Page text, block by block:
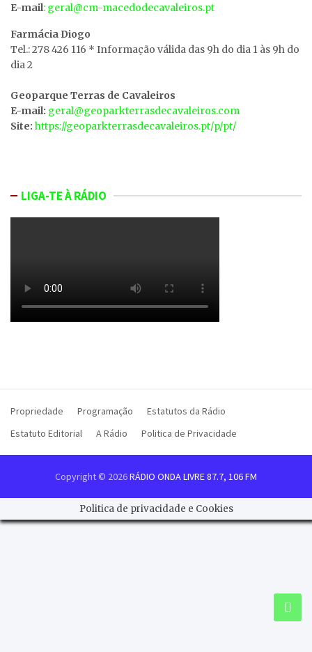
E-mail: geral@cm-macedodecavaleiros.pt
Farmácia Diogo
Tel.: 278 426 116 * Informação válida das 9h do dia 1 às 9h do
dia 2
Geoparque Terras de Cavaleiros
E-mail: geral@geoparkterrasdecavaleiros.com
Site: https://geoparkterrasdecavaleiros.pt/p/pt/
LIGA-TE À RÁDIO
Propriedade Programação
Estatutos da Rádio
Estatuto Editorial
A Rádio Politica de Privacidade
Copyright © 2026RÁDIO ONDA LIVRE 87.7, 106 FM
Politica de privacidade e Cookies